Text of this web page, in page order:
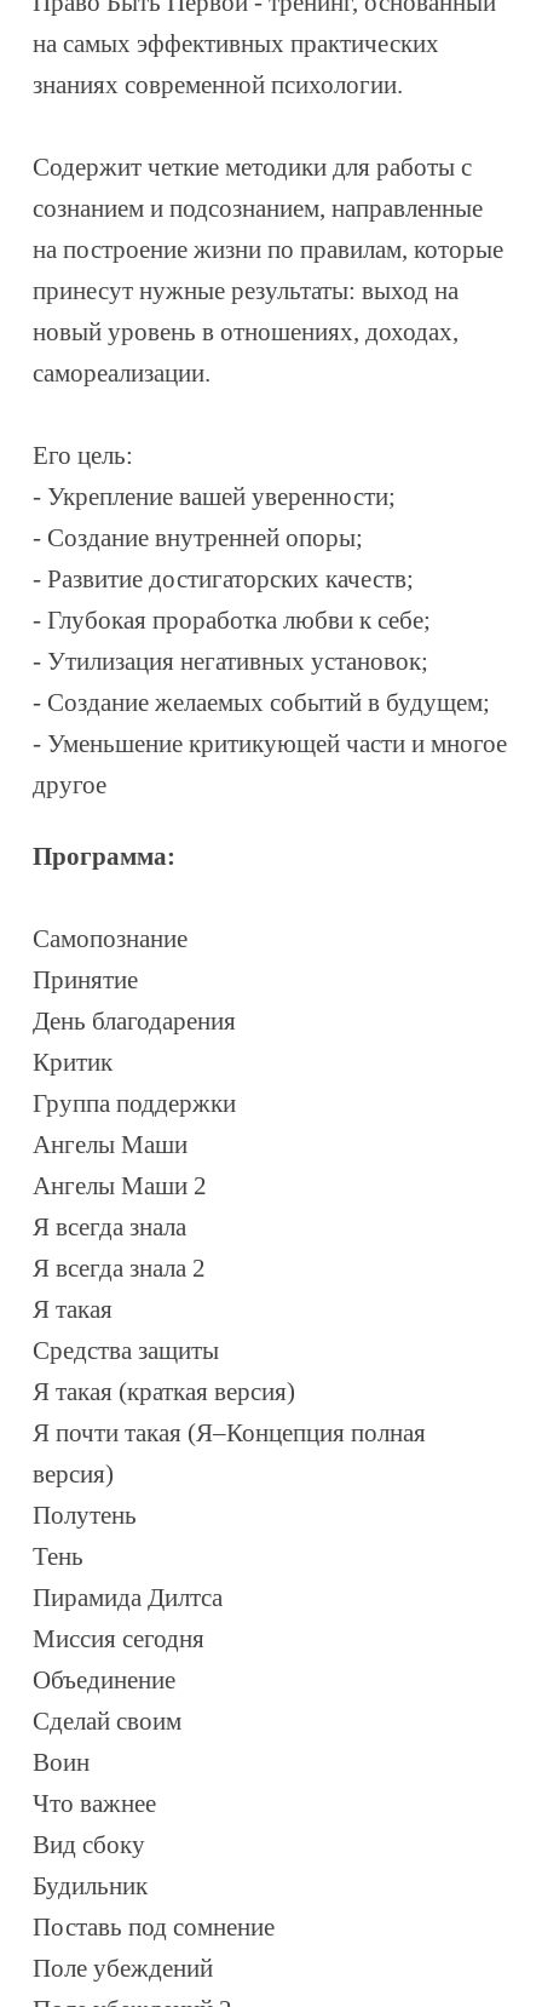
на самых эффективных практических
знаниях современной психологии.
Содержит четкие методики для работы с
сознанием и подсознанием, направленные
на построение жизни по правилам, которые
принесут нужные результаты: выход на
новый уровень в отношениях, доходах,
самореализации.
Его цель:
- Укрепление вашей уверенности;
- Создание внутренней опоры;
- Развитие достигаторских качеств;
- Глубокая проработка любви к себе;
- Утилизация негативных установок;
- Создание желаемых событий в будущем;
- Уменьшение критикующей части и многое
другое
Программа:
Самопознание
Принятие
День благодарения
Критик
Группа поддержки
Ангелы Маши
Ангелы Маши 2
Я всегда знала
Я всегда знала 2
Я такая
Средства защиты
Я такая (краткая версия)
Я почти такая (Я–Концепция полная
версия)
Полутень
Тень
Пирамида Дилтса
Миссия сегодня
Объединение
Сделай своим
Воин
Что важнее
Вид сбоку
Будильник
Поставь под сомнение
Поле убеждений